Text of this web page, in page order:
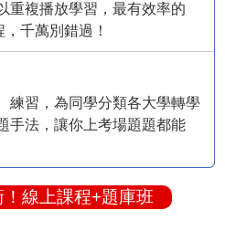
重複播放學習，最有效率的
千萬別錯過！
練習，為同學分類各大學轉學
手法，讓你上考場題題都能
線上課程+題庫班